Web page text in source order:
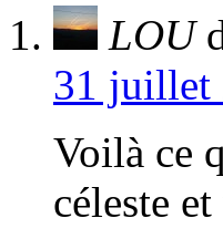
LOU
31 juillet
Voilà ce
céleste